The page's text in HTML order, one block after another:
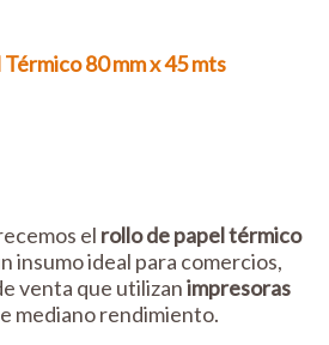
80 mm x 45 mts
el rollo de papel térmico
insumo ideal para comercios,
venta que utilizanimpresoras
mediano rendimiento.